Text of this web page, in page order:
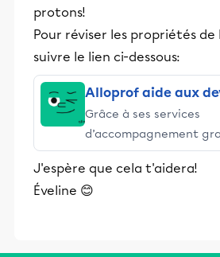
protons!
Pour réviser les propriétés
suivre le lien ci-dessous:
Alloprof aide aux
Grâce à ses services
d’accompagnement
stimulants, Alloprof
et leurs parents dans la
éducative.
J'espère que cela t'aidera!
Éveline 😊